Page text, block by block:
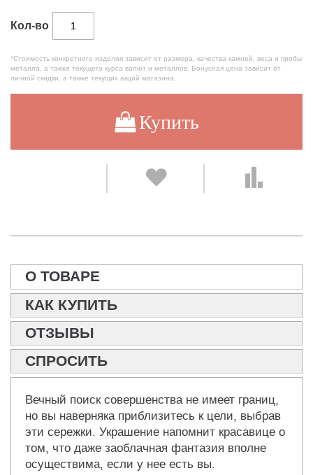
Кол-во
*Стоимость конкретного изделия зависит от размера, качества камней, веса и пробы
металла, а также текущего курса валют и металлов. Бонусная цена зависит от
личной скидки, а также текущих акций магазина.
Купить
О ТОВАРЕ
КАК КУПИТЬ
ОТЗЫВЫ
СПРОСИТЬ
Вечный поиск совершенства не имеет границ,
но вы наверняка приблизитесь к цели, выбрав
эти сережки. Украшение напомнит красавице о
том, что даже заоблачная фантазия вполне
осуществима, если у нее есть вы.